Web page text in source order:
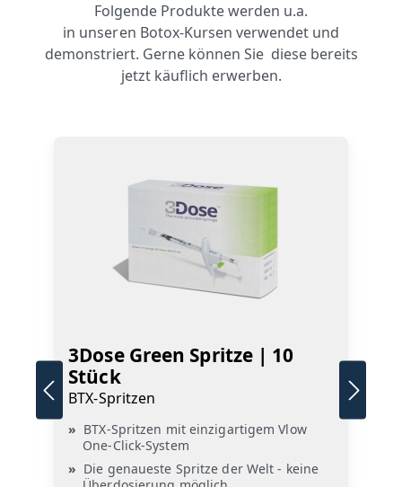
Folgende Produkte werden u.a.
in unseren Botox-Kursen verwendet und
demonstriert. Gerne können Sie diese bereits
jetzt käuflich erwerben.
3Dose Green Spritze | 10
Stück
BTX-Spritzen
BTX-Spritzen mit einzigartigem Vlow
One-Click-System
Die genaueste Spritze der Welt - keine